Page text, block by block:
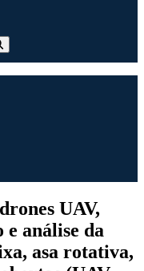
UAV,
análise da
asa rotativa,